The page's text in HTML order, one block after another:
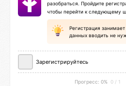
разобраться. Пройдите
чтобы перейти к следующему
Регистрация занимает
данных вводить не
Зарегистрируйтесь
Прогресс: 0% 0 / 1